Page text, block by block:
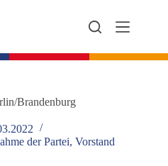
Brandenburg
der Partei, Vorstand